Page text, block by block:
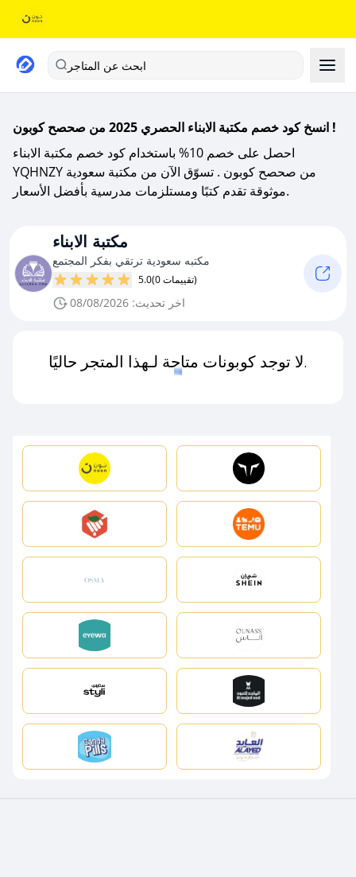
ابحث عن المتاجر
انسخ كود خصم مكتبة الابناء الحصري 2025 من صحصح كوبون !
احصل على خصم 10% باستخدام كود خصم مكتبة الابناء
YQHNZY من صحصح كوبون . تسوّق الآن من مكتبة سعودية
موثوقة تقدم كتبًا ومستلزمات مدرسية بأفضل الأسعار.
مكتبة الابناء
مكتبه سعودية ترتقي بفكر المجتمع
5.0 (0 تقييمات)
اخر تحديث: 08/08/2026
لا توجد كوبونات متاحة لـهذا المتجر حاليًا.